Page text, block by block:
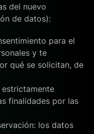
del nuevo
de datos):
para el
y te
qué se solicitan, de
finalidades por las
los datos